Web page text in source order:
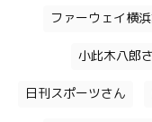
ファーウェイ横
小此木八郎
日刊スポーツさん